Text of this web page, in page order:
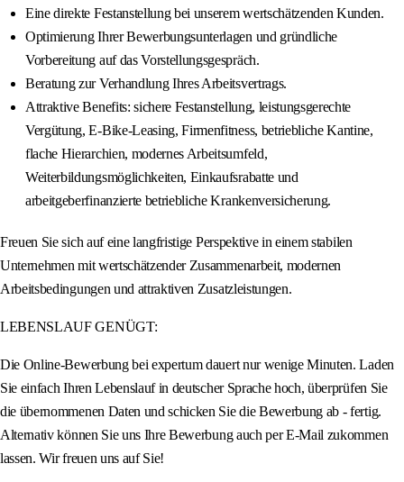
Eine direkte Festanstellung bei unserem wertschätzenden Kunden.
Optimierung Ihrer Bewerbungsunterlagen und gründliche
Vorbereitung auf das Vorstellungsgespräch.
Beratung zur Verhandlung Ihres Arbeitsvertrags.
Attraktive Benefits: sichere Festanstellung, leistungsgerechte
Vergütung, E-Bike-Leasing, Firmenfitness, betriebliche Kantine,
flache Hierarchien, modernes Arbeitsumfeld,
Weiterbildungsmöglichkeiten, Einkaufsrabatte und
arbeitgeberfinanzierte betriebliche Krankenversicherung.
Freuen Sie sich auf eine langfristige Perspektive in einem stabilen
Unternehmen mit wertschätzender Zusammenarbeit, modernen
Arbeitsbedingungen und attraktiven Zusatzleistungen.
LEBENSLAUF GENÜGT:
Die Online-Bewerbung bei expertum dauert nur wenige Minuten. Laden
Sie einfach Ihren Lebenslauf in deutscher Sprache hoch, überprüfen Sie
die übernommenen Daten und schicken Sie die Bewerbung ab - fertig.
Alternativ können Sie uns Ihre Bewerbung auch per E-Mail zukommen
lassen. Wir freuen uns auf Sie!